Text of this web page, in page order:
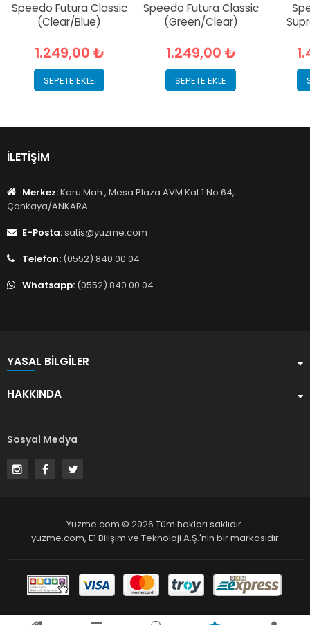
Speedo Futura Classic
(Clear/Blue)
1.249,00 ₺
SEPETE EKLE
Speedo Futura Classic
(Green/Clear)
1.249,00 ₺
SEPETE EKLE
İLETIŞIM
Merkez:Koru Mah., Mesa Plaza AVM Kat:1 No:64,
Çankaya/ANKARA
E-Posta:satis@yuzme.com
Telefon: (0552) 840 00 04
Whatsapp: (0552) 840 00 04
YASAL BILGILER
HAKKINDA
Sosyal Medya
Yuzme.com © 2026 Tüm hakları saklıdır.
yuzme.com, E1 Bilişim ve Teknoloji A.Ş.'nin bir markasıdır